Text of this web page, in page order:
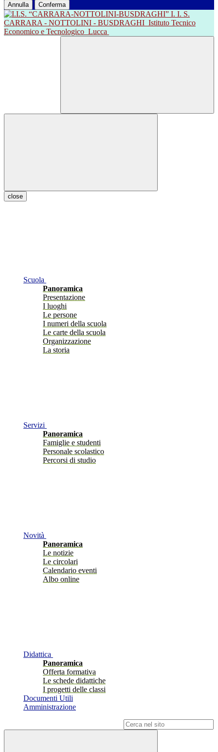
Annulla Conferma
I. I. S.
CARRARA - NOTTOLINI - BUSDRAGHI Istituto Tecnico
Economico e Tecnologico Lucca
close
Scuola
Panoramica
Presentazione
I luoghi
Le persone
I numeri della scuola
Le carte della scuola
Organizzazione
La storia
Servizi
Panoramica
Famiglie e studenti
Personale scolastico
Percorsi di studio
Novità
Panoramica
Le notizie
Le circolari
Calendario eventi
Albo online
Didattica
Panoramica
Offerta formativa
Le schede didattiche
I progetti delle classi
Documenti Utili
Amministrazione